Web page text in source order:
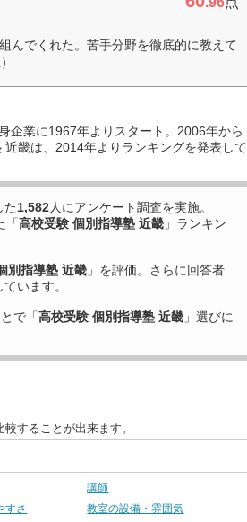
んでくれた。苦手分野を徹底的に教えて
企業に1967年よりスタート。2006年から
畿は、2014年よりランキングを発表して
た1,582人にアンケート調査を実施。
「高校受験 個別指導塾 近畿 」ランキン
別指導塾 近畿 」を評価。さらに回答者
います。
で「高校受験 個別指導塾 近畿 」選びに
することが出来ます。
講師
すさ
教室の設備・雰囲気